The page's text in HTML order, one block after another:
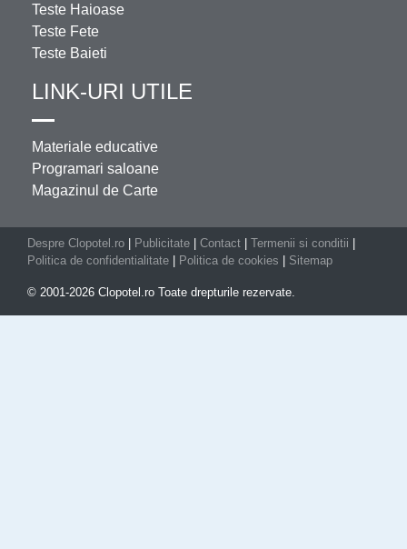
Teste Haioase
Teste Fete
Teste Baieti
LINK-URI UTILE
Materiale educative
Programari saloane
Magazinul de Carte
Despre Clopotel.ro Publicitate Contact Termenii si conditii
Politica de confidentialitate
Politica de cookies Sitemap
© 2001-2026 Clopotel.ro Toate drepturile rezervate.